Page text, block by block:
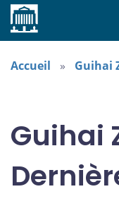
Accueil
Accueil Guihai
Guihai